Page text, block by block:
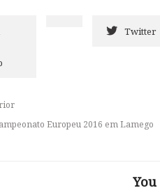
Twitter
Europeu 2016 em Lamego